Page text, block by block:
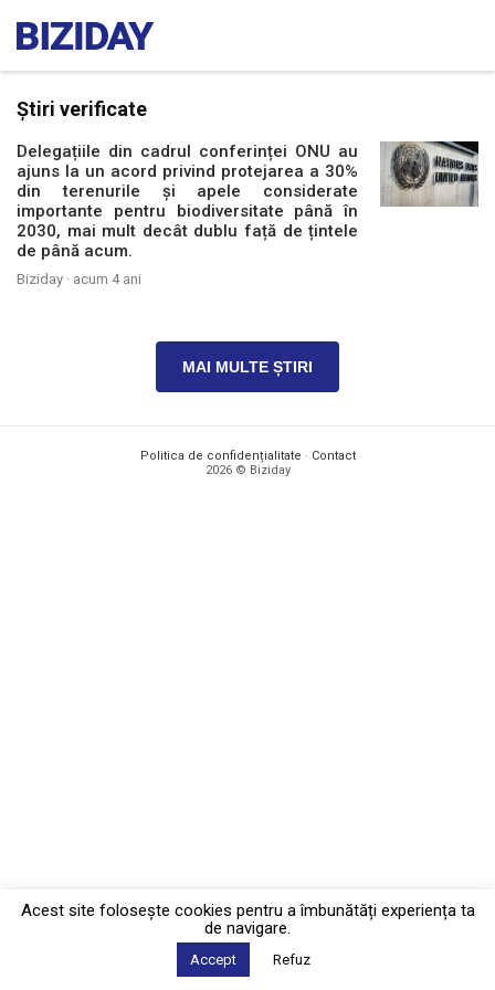
Știri verificate
Delegațiile din cadrul conferinței ONU au
ajuns la un acord privind protejarea a 30%
din terenurile și apele considerate
importante pentru biodiversitate până în
2030, mai mult decât dublu față de țintele
de până acum.
Biziday · acum 4 ani
MAI MULTE ȘTIRI
Politica de confidențialitate · Contact
2026 © Biziday
Acest site foloseşte cookies pentru a îmbunătăți experiența ta
de navigare.
Accept Refuz